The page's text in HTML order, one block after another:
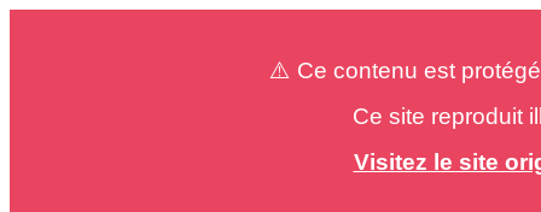
⚠️ Ce contenu est
Ce site reproduit
Visitez le site